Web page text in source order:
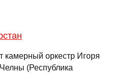
камерный оркестр Игоря
(Республика